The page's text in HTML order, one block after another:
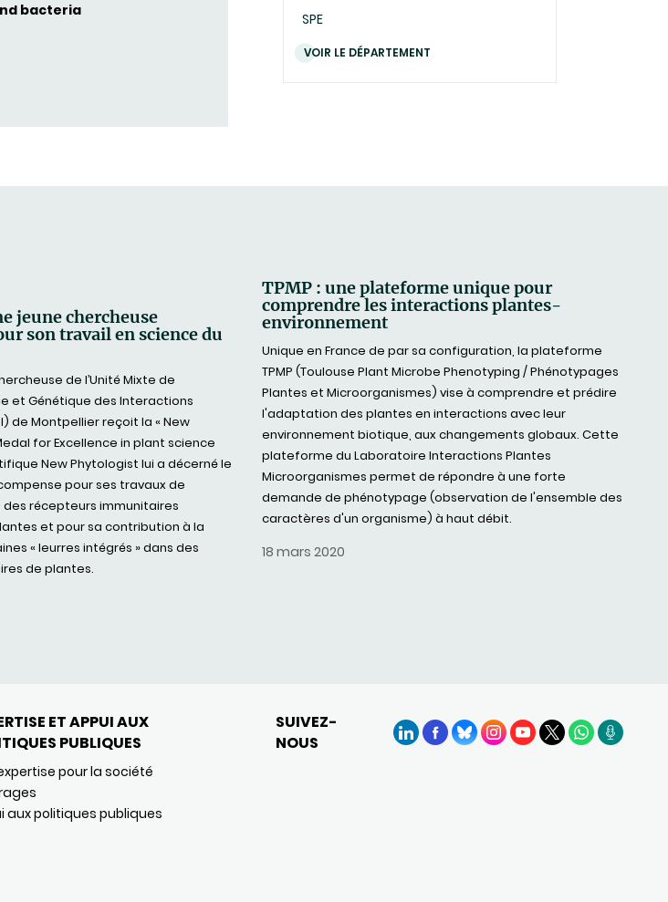
bacteria
SPE
VOIR LE DÉPARTEMENT
jeune chercheuse
son travail en science du
de l’Unité Mixte de
et Génétique des Interactions
de Montpellier reçoit la « New
for Excellence in plant science
New Phytologist lui a décerné le
pour ses travaux de
des récepteurs immunitaires
et pour sa contribution à la
« leurres intégrés » dans des
de plantes.
TPMP : une plateforme unique pour
comprendre les interactions plantes-
environnement
Unique en France de par sa configuration, la plateforme
TPMP (Toulouse Plant Microbe Phenotyping / Phénotypages
Plantes et Microorganismes) vise à comprendre et prédire
l'adaptation des plantes en interactions avec leur
environnement biotique, aux changements globaux. Cette
plateforme du Laboratoire Interactions Plantes
Microorganismes permet de répondre à une forte
demande de phénotypage (observation de l'ensemble des
caractères d'un organisme) à haut débit.
18 mars 2020
ET APPUI AUX
PUBLIQUES
pour la société
aux politiques publiques
SUIVEZ-
NOUS
LinkedInFacebook
BlueSkyInstagram
YouTube
X WhatsApp
Podcasts